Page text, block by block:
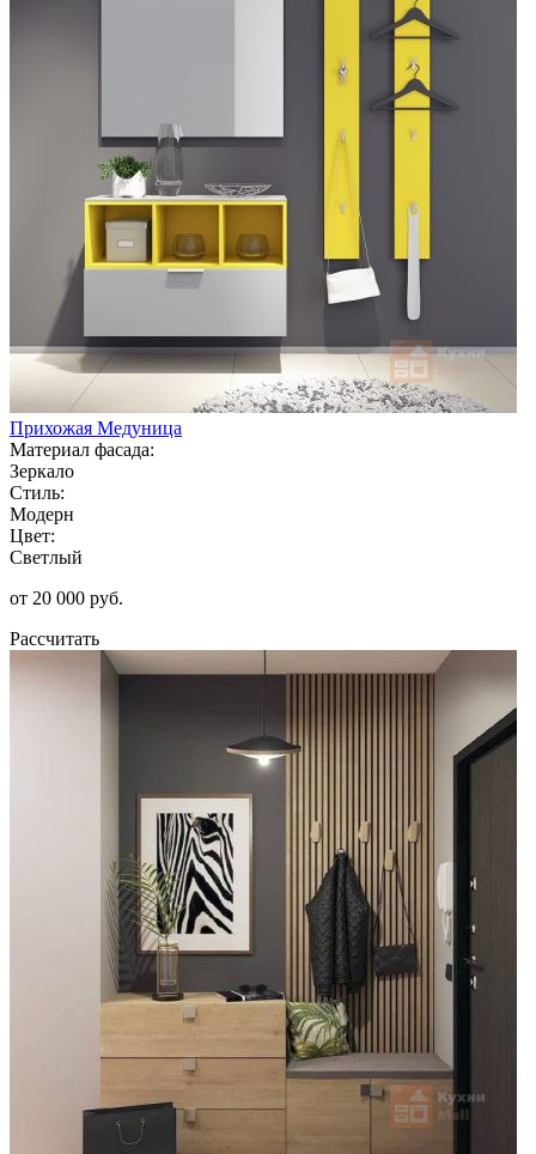
Прихожая Медуница
Материал фасада:
Зеркало
Стиль:
Модерн
Цвет:
Светлый
от 20 000 руб.
Рассчитать